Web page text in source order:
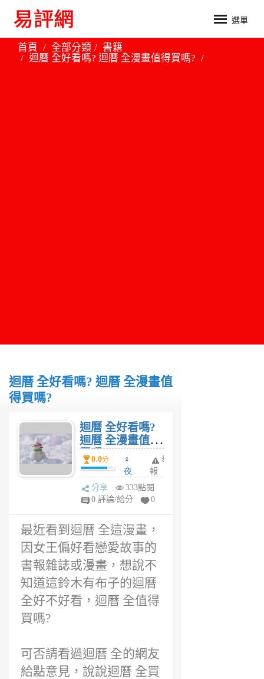
選單
首頁 全部分類
書籍
迴曆 全好看嗎? 迴曆 全漫畫值得買嗎?
迴曆 全好看嗎? 迴曆 全漫畫值
得買嗎?
迴曆 全好看嗎?
迴曆 全漫畫值得
買嗎?
0.0分
♀
夜
妤
1
舉
報
分享
333點閱
0 評論/給分
0
最近看到迴曆 全這漫畫，
因女王偏好看戀愛故事的
書報雜誌或漫畫，想說不
知道這鈴木有布子的迴曆
全好不好看，迴曆 全值得
買嗎?
可否請看過迴曆 全的網友
給點意見，說說迴曆 全買